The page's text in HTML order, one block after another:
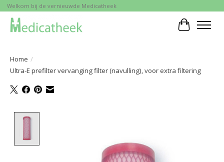
Welkom bij de vernieuwde Medicatheek
Home /
Ultra-E prefilter vervanging filter (navulling), voor extra filtering